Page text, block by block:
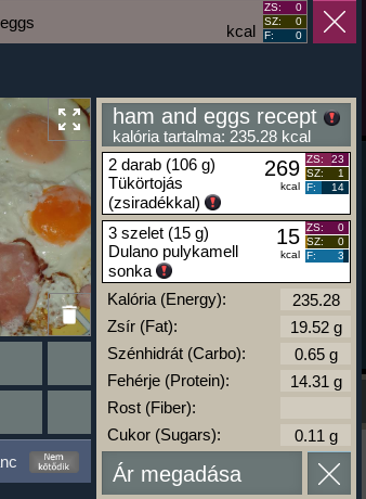
Ha ma már nem eszel/sportolsz többet,
kattints a kiértékelésre!
A Kalória Szimulátor Prémium funkció.
kcal
ZS:
0
SZ:
0
F:
0
ham and eggs recept
kalória tartalma: 235.28 kcal
2 darab (106 g)
Tükörtojás
(zsiradékkal)
269
kcal
ZS:
23
SZ:
1
F:
14
3 szelet (15 g)
Dulano pulykamell
sonka
15
kcal
ZS:
0
SZ:
0
F:
3
Kalória (Energy):
Zsír (Fat):
Szénhidrát (Carbo):
Fehérje (Protein):
Rost (Fiber):
Cukor (Sugars):
Ár megadása